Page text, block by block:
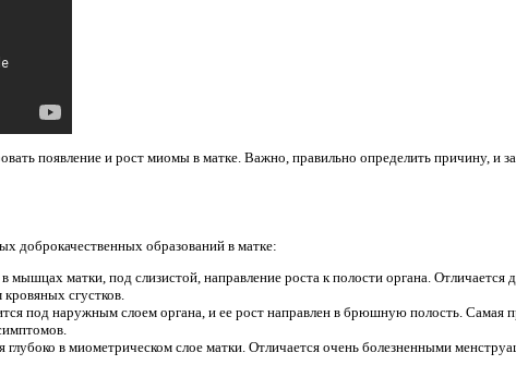
появление и рост миомы в матке. Важно, правильно определить причину, и
доброкачественных образований в матке:
мышцах матки, под слизистой, направление роста к полости органа.
сгустков.
под наружным слоем органа, и ее рост направлен в брюшную полость. Самая
в миометрическом слое матки. Отличается очень болезненными